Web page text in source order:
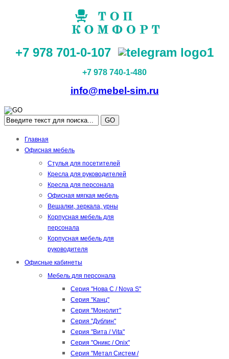
+7 978 701-0-107
+7 978 740-1-480
info@mebel-sim.ru
GO
Главная
Офисная мебель
Стулья для посетителей
Кресла для руководителей
Кресла для персонала
Офисная мягкая мебель
Вешалки, зеркала, урны
Корпусная мебель для
персонала
Корпусная мебель для
руководителя
Офисные кабинеты
Мебель для персонала
Серия "Нова С / Nova S"
Серия "Канц"
Серия "Монолит"
Серия "Дублин"
Серия "Вита / Vita"
Серия "Оникс / Onix"
Серия "Метал Систем /